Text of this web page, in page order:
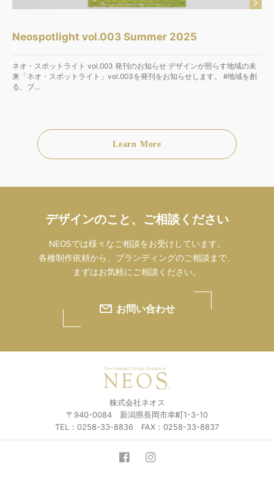
Neospotlight vol.003 Summer 2025
ネオ・スポットライト vol.003 発刊のお知らせ デザインが照らす地域の未
来「ネオ・スポットライト」vol.003を発刊をお知らせします。 #地域を創
る、ブ…
Learn More
デザインのこと、ご相談ください
NEOSでは様々なご相談をお受けしています。
各種制作依頼から、ブランディングのご相談まで、
まずはお気軽にご相談ください。
お問い合わせ
株式会社ネオス
〒940-0084 新潟県長岡市幸町1-3-10
TEL：0258-33-8836 FAX：0258-33-8837